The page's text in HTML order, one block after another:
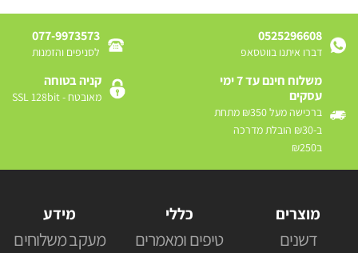
0525296608
דברו איתנו בווטסאפ
077-9973573
לסניפים והזמנות
משלוח חינם עד 7 ימי
עסקים
ברכישה מעל ₪350 מתחת
ב-₪30 הובלת מדרכה
ב₪250
קניה בטוחה
מאובטח - SSL 128bit
מוצרים
דשנים
כללי
טיפים ומאמרים
מידע
מעקב משלוחים